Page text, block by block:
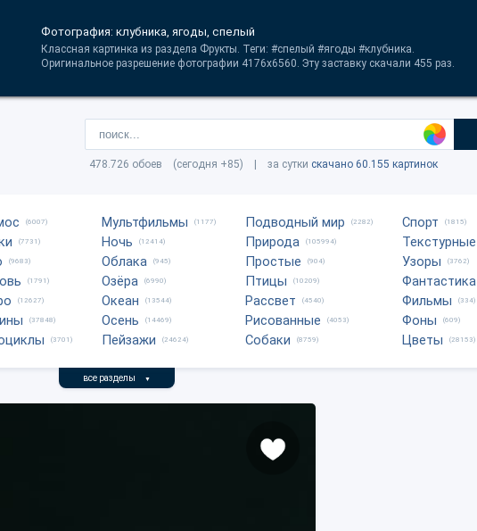
Фотография: клубника, ягоды, спелый
Классная картинка из раздела Фрукты. Теги: #спелый #ягоды #клубника.
Оригинальное разрешение фотографии 4176x6560. Эту заставку скачали 455 раз.
478.726 обоев (сегодня +85) | за сутки скачано 60.155 картинок
(6007)
(7731)
(9683)
(1791)
(12627)
(37848)
(3701)
Мультфильмы (1177)
Ночь (12414)
Облака (945)
Озёра (6990)
Океан (13544)
Осень (14469)
Пейзажи (24624)
Подводный мир (2282)
Природа (105994)
Простые (904)
Птицы (10209)
Рассвет (4540)
Рисованные (4053)
Собаки (8759)
Спорт (1815)
Текстурные
Узоры (3762)
Фантастика
Фильмы (334)
Фоны (609)
Цветы (28153)
все разделы ▼